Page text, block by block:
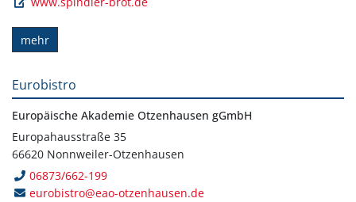
mehr
Eurobistro
Europäische Akademie Otzenhausen gGmbH
Europahausstraße 35
66620 Nonnweiler-Otzenhausen
06873/662-199
eurobistro@eao-otzenhausen.de